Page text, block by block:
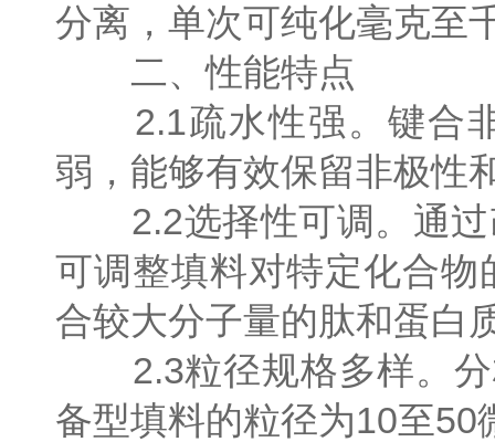
分离，单次可纯化毫克至
二、性能特点
2.1疏水性强。键合非
弱，能够有效保留非极性
2.2选择性可调。通过
可调整填料对特定化合
合较大分子量的肽和蛋白
2.3粒径规格多样。分
备型填料的粒径为10至